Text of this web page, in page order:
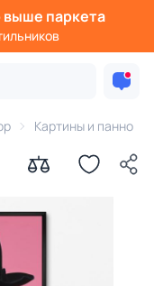
выше паркета
Картины и панно